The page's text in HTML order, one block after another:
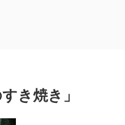
き焼き」